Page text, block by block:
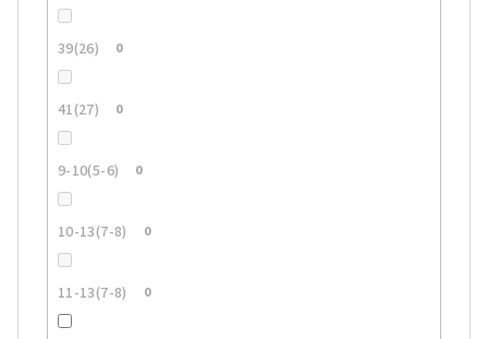
39(26) 0
41(27) 0
9-10(5-6) 0
10-13(7-8) 0
11-13(7-8) 0